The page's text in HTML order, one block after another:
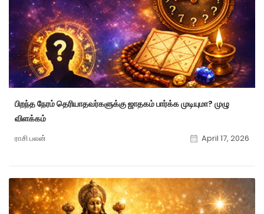
பிறந்த நேரம் தெரியாதவர்களுக்கு ஜாதகம் பார்க்க முடியுமா? முழு
விளக்கம்
ராசி பலன் April 17, 2026